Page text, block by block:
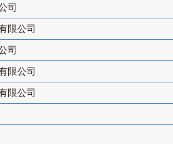
司
限公司
司
限公司
限公司